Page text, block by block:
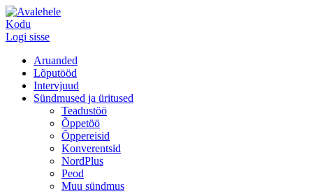
Kodu
Logi sisse
Aruanded
Lõputööd
Intervjuud
Sündmused ja üritused
Teadustöö
Õppetöö
Õppereisid
Konverentsid
NordPlus
Peod
Muu sündmus